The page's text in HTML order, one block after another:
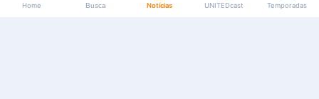
Home Busca Notícias UNITEDcast Temporadas